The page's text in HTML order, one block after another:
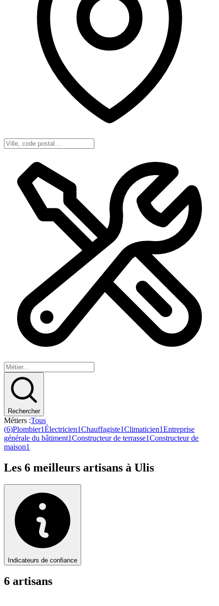
Rechercher
Métiers :Tous
(6)Plombier1Électricien1Chauffagiste1Climaticien1Entreprise
générale du bâtiment1Constructeur de terrasse1Constructeur de
maison1
Les 6 meilleurs artisans à Ulis
Indicateurs de confiance
6 artisans